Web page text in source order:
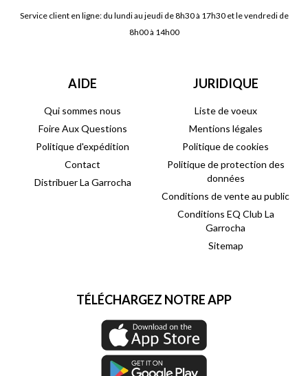
Service client en ligne: du lundi au jeudi de 8h30 à 17h30 et le vendredi de
8h00 à 14h00
AIDE
Qui sommes nous
Foire Aux Questions
Politique d'expédition
Contact
Distribuer La Garrocha
JURIDIQUE
Liste de voeux
Mentions légales
Politique de cookies
Politique de protection des
données
Conditions de vente au public
Conditions EQ Club La
Garrocha
Sitemap
TÉLÉCHARGEZ NOTRE APP